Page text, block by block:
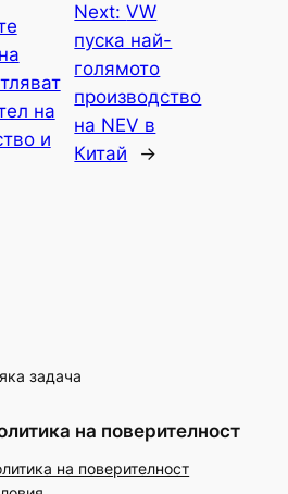
на
и
Next:VW
пуска най-
голямото
производство
на NEV в
Китай
→
задача
на поверителност
на поверителност